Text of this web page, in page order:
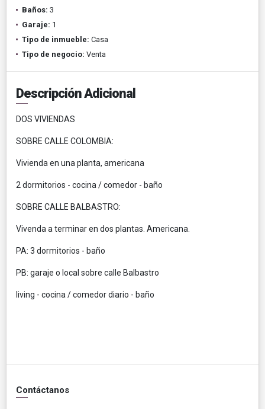
Baños: 3
Garaje: 1
Tipo de inmueble: Casa
Tipo de negocio: Venta
Descripción Adicional
DOS VIVIENDAS
SOBRE CALLE COLOMBIA:
Vivienda en una planta, americana
2 dormitorios - cocina / comedor - baño
SOBRE CALLE BALBASTRO:
Vivenda a terminar en dos plantas. Americana.
PA: 3 dormitorios - baño
PB: garaje o local sobre calle Balbastro
living - cocina / comedor diario - baño
Contáctanos